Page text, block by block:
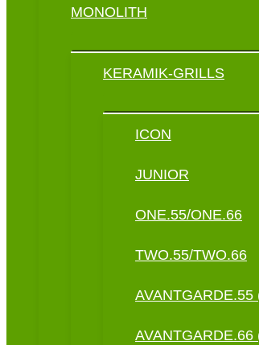
MONOLITH
KERAMIK-GRILLS
ICON
JUNIOR
ONE.55/ONE.66
TWO.55/TWO.66
AVANTGARDE.55
AVANTGARDE.66